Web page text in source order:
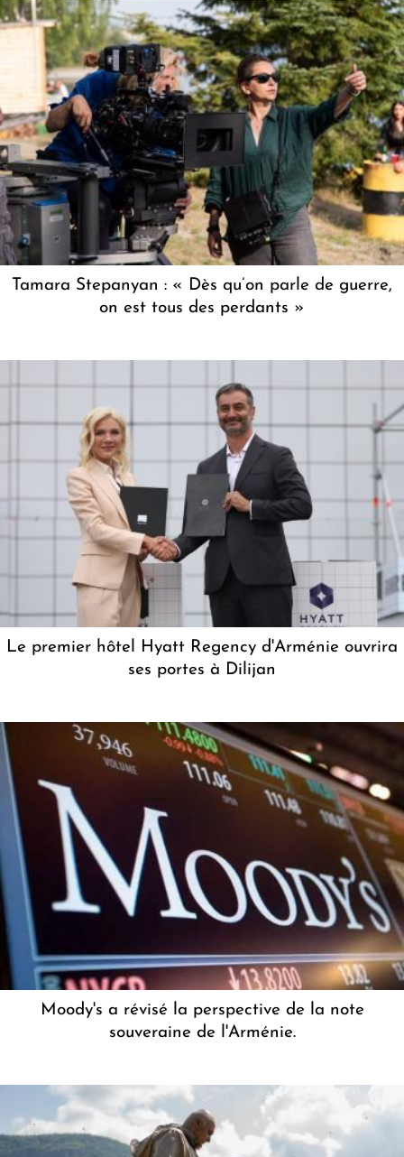
Tamara Stepanyan : « Dès qu’on parle de guerre,
on est tous des perdants »
Le premier hôtel Hyatt Regency d'Arménie ouvrira
ses portes à Dilijan
Moody's a révisé la perspective de la note
souveraine de l'Arménie.